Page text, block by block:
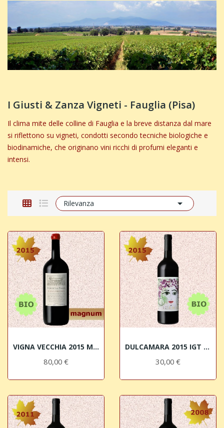
I Giusti & Zanza Vigneti - Fauglia (Pisa)
Il clima mite delle colline di Fauglia e la breve distanza dal mare
si riflettono su vigneti, condotti secondo tecniche biologiche e
biodinamiche, che originano vini ricchi di profumi eleganti e
intensi.
Rilevanza 
VIGNA VECCHIA 2015 MAGNUM IGT Costa Toscana...
80,00 €
DULCAMARA 2015 IGT Costa Toscana Rosso BIO I...
30,00 €